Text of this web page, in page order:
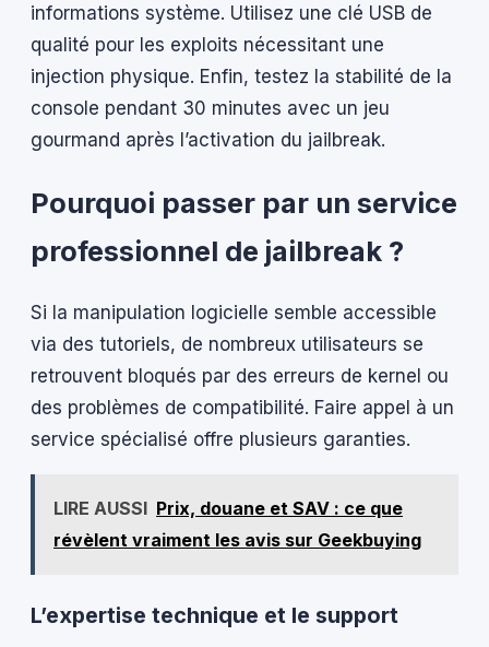
informations système. Utilisez une clé USB de
qualité pour les exploits nécessitant une
injection physique. Enfin, testez la stabilité de la
console pendant 30 minutes avec un jeu
gourmand après l’activation du jailbreak.
Pourquoi passer par un service
professionnel de jailbreak ?
Si la manipulation logicielle semble accessible
via des tutoriels, de nombreux utilisateurs se
retrouvent bloqués par des erreurs de kernel ou
des problèmes de compatibilité. Faire appel à un
service spécialisé offre plusieurs garanties.
LIRE AUSSI Prix, douane et SAV : ce que
révèlent vraiment les avis sur Geekbuying
L’expertise technique et le support